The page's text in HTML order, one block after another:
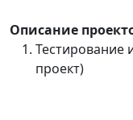
Описание
Тестирование
проект)